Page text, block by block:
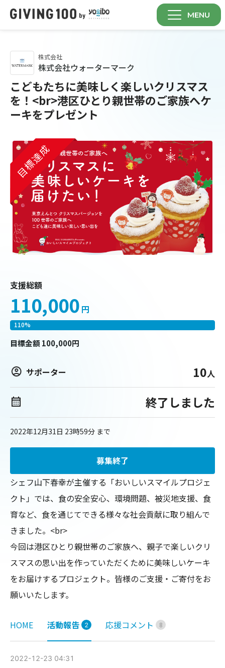
MENU
株式会社ウォーターマーク
株式会社
こどもたちに美味しく楽しいクリスマス
を！<br>港区ひとり親世帯のご家族へケ
ーキをプレゼント
目標達成
支援総額
110,000 円
110%
目標金額 100,000円
サポーター 10人
終了しました
2022年12月31日 23時59分 まで
募集終了
シェフ山下春幸が主催する「おいしいスマイルプロジェ
クト」では、食の安全安心、環境問題、被災地支援、食
育など、食を通じてできる様々な社会貢献に取り組んで
きました。<br>
今回は港区ひとり親世帯のご家族へ、親子で楽しいクリ
スマスの思い出を作っていただくために美味しいケーキ
をお届けするプロジェクト。皆様のご支援・ご寄付をお
願いいたします。
HOME 活動報告 2 応援コメント 8
2022-12-23 04:31